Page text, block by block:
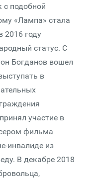
с подобной
«Лампа» стала
2016 году
статус. С
Богданов вошел
в
участие в
фильма
инвалиде из
В декабре 2018